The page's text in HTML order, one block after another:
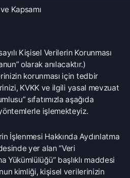
korunması için tedbir
KVKK ve ilgili yasal mevzuat
sıfatımızla aşağıda
işlemekteyiz.
Hakkında Aydınlatma
yer alan “Veri
kimliği, kişisel verilerinizin
bu verilerin hangi
hangi amaçla
ve KVKK’nın 11.